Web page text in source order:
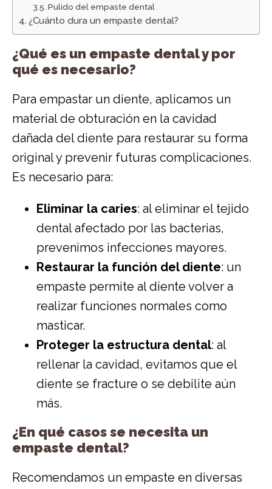
Pulido del empaste dental
¿Cuánto dura un empaste dental?
¿Qué es un empaste dental y por
qué es necesario?
Para empastar un diente, aplicamos un
material de obturación en la cavidad
dañada del diente para restaurar su forma
original y prevenir futuras complicaciones.
Es necesario para:
Eliminar la caries: al eliminar el tejido
dental afectado por las bacterias,
prevenimos infecciones mayores.
Restaurar la función del diente: un
empaste permite al diente volver a
realizar funciones normales como
masticar.
Proteger la estructura dental: al
rellenar la cavidad, evitamos que el
diente se fracture o se debilite aún
más.
¿En qué casos se necesita un
empaste dental?
Recomendamos un empaste en diversas